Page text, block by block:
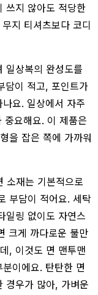
쓰지 않아도 적당한
지 티셔츠보다 코디
일상복의 완성도를
담이 적고, 포인트가
요. 일상에서 자주
중요해요. 이 제품은
을 잡은 쪽에 가까워
소재는 기본적으로
부담이 적어요. 세탁
일링 없이도 자연스
크게 까다로운 불만
, 이것도 면 맨투맨
이에요. 탄탄한 면
경우가 많아, 가벼운